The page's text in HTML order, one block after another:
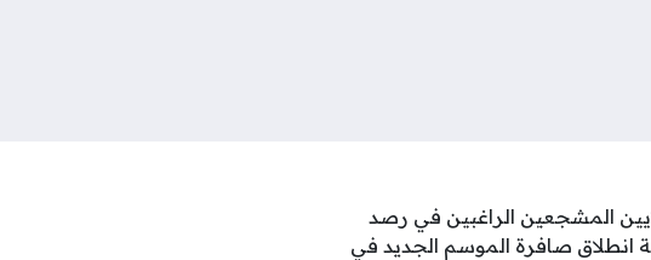
يعد البوابة الرئيسية لملايين المشجعين الراغبين في رصد
انطلاق صافرة الموسم الجديد في